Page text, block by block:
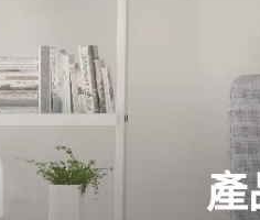
*淨金額未滿 HK $ 500，
產